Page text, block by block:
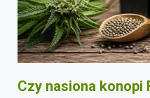
Czy nasiona konopi